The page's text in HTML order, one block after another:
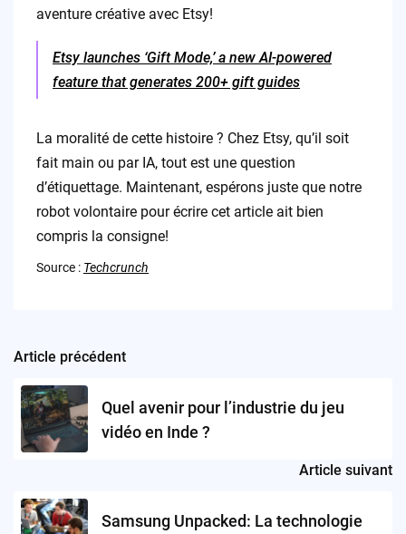
aventure créative avec Etsy!
Etsy launches ‘Gift Mode,’ a new AI-powered
feature that generates 200+ gift guides
La moralité de cette histoire ? Chez Etsy, qu’il soit
fait main ou par IA, tout est une question
d’étiquettage. Maintenant, espérons juste que notre
robot volontaire pour écrire cet article ait bien
compris la consigne!
Source : Techcrunch
Post
navigation
Article précédent
Quel avenir pour l’industrie du jeu
vidéo en Inde ?
Article suivant
Samsung Unpacked: La technologie